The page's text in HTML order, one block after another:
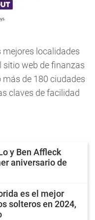
localidades
sitio web de finanzas
más de 180 ciudades
claves de facilidad
y Ben Affleck
aniversario de
es el mejor
solteros en 2024,